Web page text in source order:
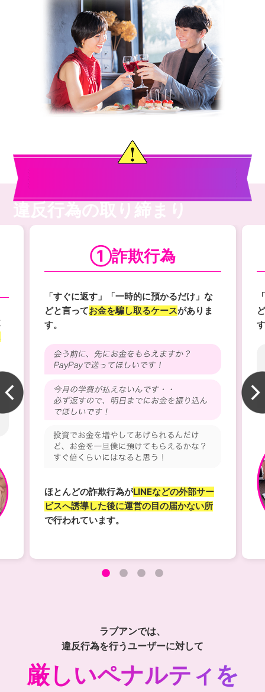
違反行為の取り締まり
①詐欺行為
「すぐに返す」「一時的に預かるだけ」な
どと言ってお金を騙し取るケースがありま
す。
ほとんどの詐欺行為がLINEなどの外部サー
ビスへ誘導した後に運営の目の届かない所
で行われています。
ラブアンでは、
違反行為を行うユーザーに対して
厳しいペナルティを